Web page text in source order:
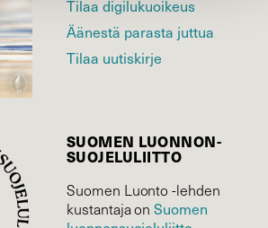
Tilaa digilukuoikeus
Äänestä parasta juttua
Tilaa uutiskirje
SUOMEN LUONNON­
SUOJELU­LIITTO
Suomen Luonto -lehden
kustantaja onSuomen